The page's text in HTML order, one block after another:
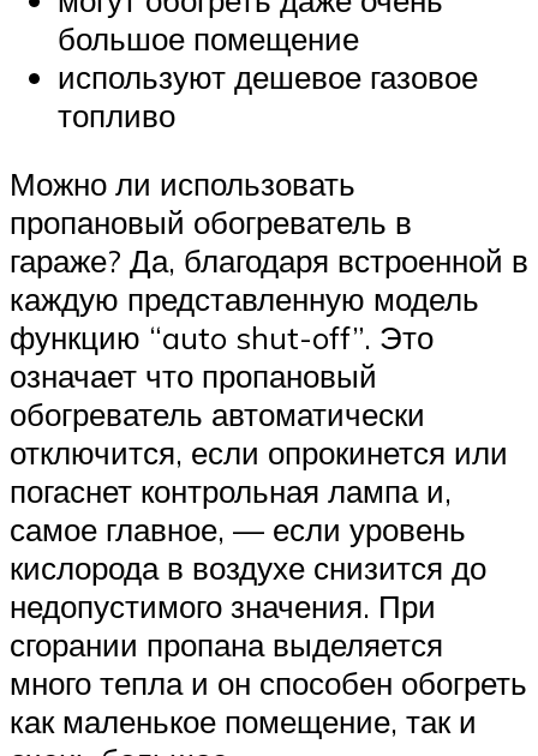
большое помещение
используют дешевое газовое
топливо
Можно ли использовать
пропановый обогреватель в
гараже? Да, благодаря встроенной в
каждую представленную модель
функцию “auto shut-off”. Это
означает что пропановый
обогреватель автоматически
отключится, если опрокинется или
погаснет контрольная лампа и,
самое главное, — если уровень
кислорода в воздухе снизится до
недопустимого значения. При
сгорании пропана выделяется
много тепла и он способен обогреть
как маленькое помещение, так и